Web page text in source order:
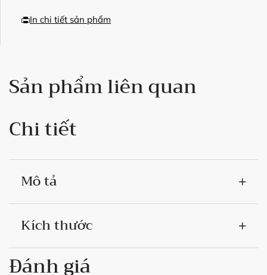
In chi tiết sản phẩm
Sản phẩm liên quan
Chi tiết
Mô tả
Kích thước
Đánh giá